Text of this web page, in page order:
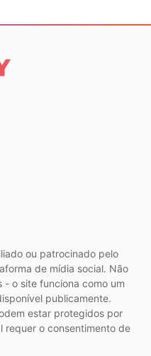
ou patrocinado pelo
de mídia social. Não
- o site funciona como um
publicamente.
estar protegidos por
requer o consentimento de